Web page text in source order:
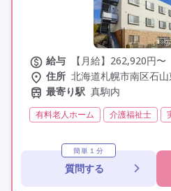
給与
【月給】262,920円〜
住所 北海道札幌市南区石
最寄り駅 真駒内
有料老人ホーム 介護福祉士
オープン3年以内
社会保険完備
学歴不問
未経験歓迎
簡単１分
質問する